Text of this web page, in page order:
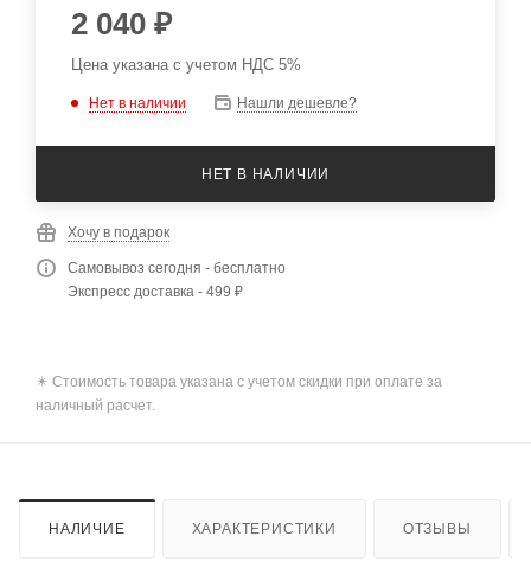
2 040 ₽
Цена указана с учетом НДС 5%
Нет в наличии Нашли дешевле?
НЕТ В НАЛИЧИИ
Хочу в подарок
Самовывоз сегодня - бесплатно
Экспресс доставка - 499 ₽
✴️ Стоимость товара указана с учетом скидки при оплате за
наличный расчет.
НАЛИЧИЕ ХАРАКТЕРИСТИКИ ОТЗЫВЫ